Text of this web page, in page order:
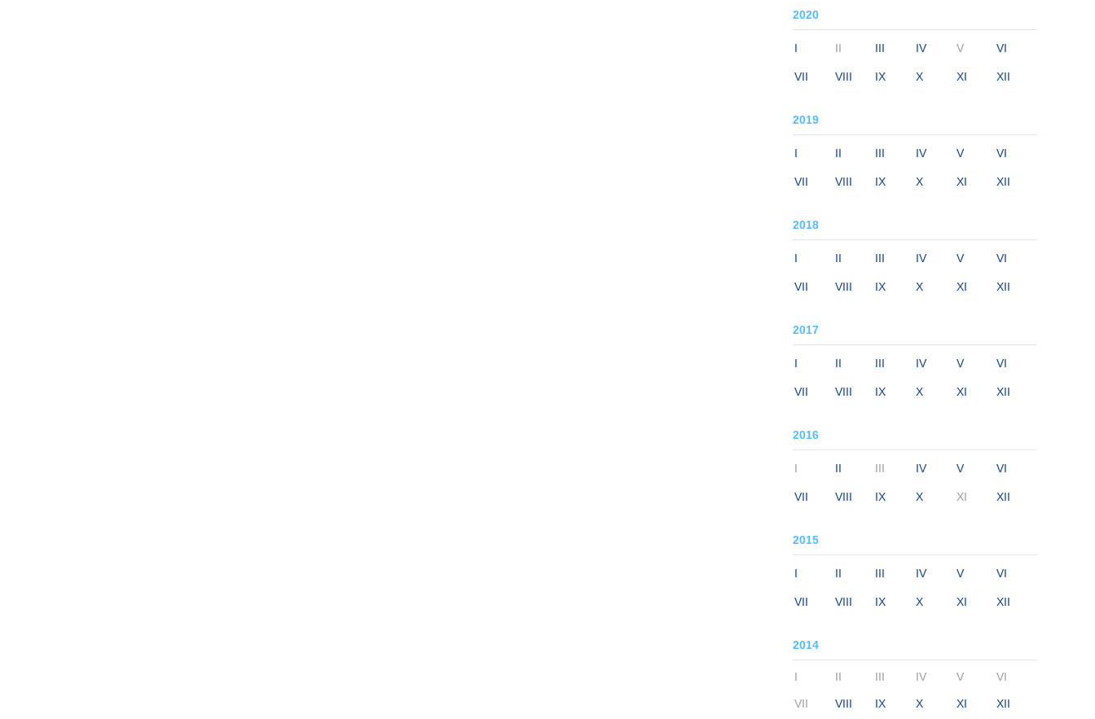
2020
I II III IV V VI
VII VIII IX X XI XII
2019
I II III IV V VI
VII VIII IX X XI XII
2018
I II III IV V VI
VII VIII IX X XI XII
2017
I II III IV V VI
VII VIII IX X XI XII
2016
I II III IV V VI
VII VIII IX X XI XII
2015
I II III IV V VI
VII VIII IX X XI XII
2014
I II III IV V VI
VII VIII IX X XI XII